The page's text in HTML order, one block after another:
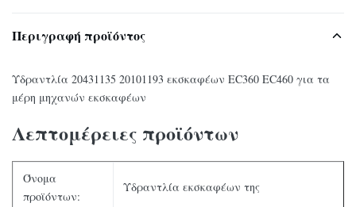
Περιγραφή προϊόντος
Υδραντλία 20431135 20101193 εκσκαφέων EC360 EC460 για τα
μέρη μηχανών εκσκαφέων
Λεπτομέρειες προϊόντων
Όνομα
προϊόντων:
Υδραντλία εκσκαφέων της